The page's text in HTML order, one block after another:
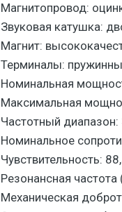
Магнитопровод:
Звуковая катушка:
Магнит:
Терминалы:
Номинальная
Максимальная
Частотный
Номинальное
Чувствительность:
Резонансная частота
Механическая